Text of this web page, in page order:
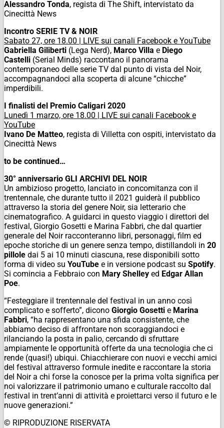
Alessandro Tonda, regista di The Shift, intervistato da
Cinecittà News
Incontro SERIE TV & NOIR
Sabato 27, ore 18.00 | LIVE sui canali Facebook e YouTube
Gabriella Giliberti (Lega Nerd), Marco Villa e Diego
Castelli (Serial Minds) raccontano il panorama
contemporaneo delle serie TV dal punto di vista del Noir,
accompagnandoci alla scoperta di alcune “chicche”
imperdibili.
I finalisti del Premio Caligari 2020
Lunedì 1 marzo, ore 18.00 | LIVE sui canali Facebook e
YouTube
Ivano De Matteo, regista di Villetta con ospiti, intervistato da
Cinecittà News
to be continued…
30° anniversario GLI ARCHIVI DEL NOIR
Un ambizioso progetto, lanciato in concomitanza con il
trentennale, che durante tutto il 2021 guiderà il pubblico
attraverso la storia del genere Noir, sia letterario che
cinematografico. A guidarci in questo viaggio i direttori del
festival, Giorgio Gosetti e Marina Fabbri, che dal quartier
generale del Noir racconteranno libri, personaggi, film ed
epoche storiche di un genere senza tempo, distillandoli in 20
pillole dai 5 ai 10 minuti ciascuna, rese disponibili sotto
forma di video su YouTube e in versione podcast su Spotify.
Si comincia a Febbraio con Mary Shelley ed Edgar Allan
Poe.
“Festeggiare il trentennale del festival in un anno così
complicato e sofferto”, dicono Giorgio Gosetti e Marina
Fabbri, “ha rappresentano una sfida consistente, che
abbiamo deciso di affrontare non scoraggiandoci e
rilanciando la posta in palio, cercando di sfruttare
ampiamente le opportunità offerte da una tecnologia che ci
rende (quasi!) ubiqui. Chiacchierare con nuovi e vecchi amici
del festival attraverso formule inedite e raccontare la storia
del Noir a chi forse la conosce per la prima volta significa per
noi valorizzare il patrimonio umano e culturale raccolto dal
festival in trent’anni di attività e proiettarci verso il futuro e le
nuove generazioni.”
© RIPRODUZIONE RISERVATA